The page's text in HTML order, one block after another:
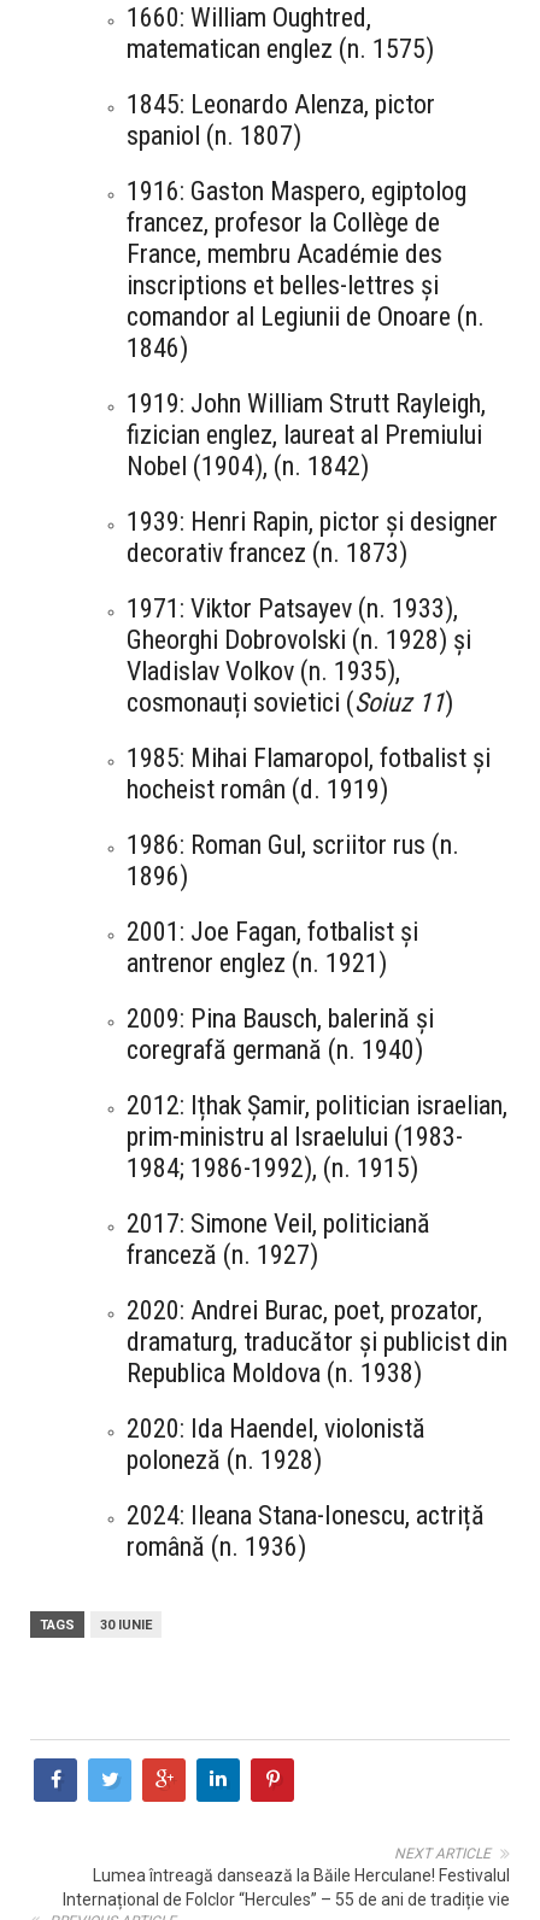
1660: William Oughtred,
matematican englez (n. 1575)
1845: Leonardo Alenza, pictor
spaniol (n. 1807)
1916: Gaston Maspero, egiptolog
francez, profesor la Collège de
France, membru Académie des
inscriptions et belles-lettres și
comandor al Legiunii de Onoare (n.
1846)
1919: John William Strutt Rayleigh,
fizician englez, laureat al Premiului
Nobel (1904), (n. 1842)
1939: Henri Rapin, pictor și designer
decorativ francez (n. 1873)
1971: Viktor Patsayev (n. 1933),
Gheorghi Dobrovolski (n. 1928) și
Vladislav Volkov (n. 1935),
cosmonauți sovietici (Soiuz 11)
1985: Mihai Flamaropol, fotbalist și
hocheist român (d. 1919)
1986: Roman Gul, scriitor rus (n.
1896)
2001: Joe Fagan, fotbalist și
antrenor englez (n. 1921)
2009: Pina Bausch, balerină și
coregrafă germană (n. 1940)
2012: Ițhak Șamir, politician israelian,
prim-ministru al Israelului (1983-
1984; 1986-1992), (n. 1915)
2017: Simone Veil, politiciană
franceză (n. 1927)
2020: Andrei Burac, poet, prozator,
dramaturg, traducător și publicist din
Republica Moldova (n. 1938)
2020: Ida Haendel, violonistă
poloneză (n. 1928)
2024: Ileana Stana-Ionescu, actriță
română (n. 1936)
TAGS 30 IUNIE
NEXT ARTICLE
Lumea întreagă dansează la Băile Herculane! Festivalul
Internațional de Folclor “Hercules” – 55 de ani de tradiție vie